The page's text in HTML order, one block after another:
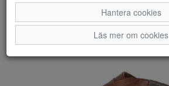
Hantera cookies
Läs mer om cookies